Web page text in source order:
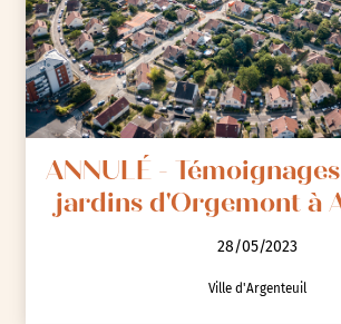
ANNULÉ -
jardins d'Orgemont à
28/05/2023
Ville d'Argenteuil